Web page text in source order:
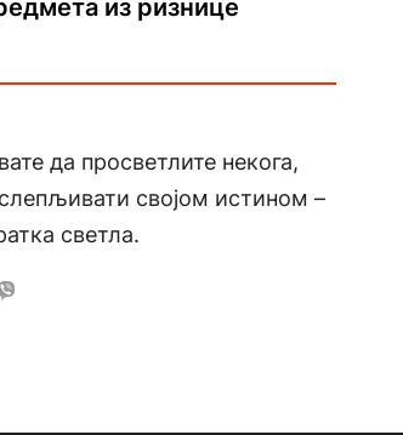
из ризнице
да просветлите некога,
својом истином –
светла.